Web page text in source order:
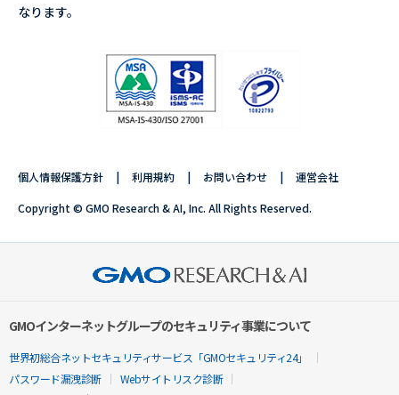
なります。
個人情報保護方針 利用規約 お問い合わせ 運営会社
Copyright © GMO Research & AI, Inc. All Rights Reserved.
GMOインターネットグループのセキュリティ事業について
世界初総合ネットセキュリティサービス「GMOセキュリティ24」
パスワード漏洩診断
Webサイトリスク診断